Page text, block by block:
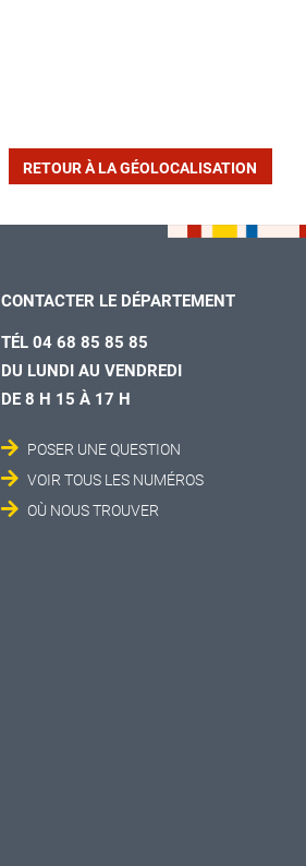
RETOUR À LA GÉOLOCALISATION
CONTACTER LE DÉPARTEMENT
TÉL 04 68 85 85 85
DU LUNDI AU VENDREDI
DE 8 H 15 À 17 H
POSER UNE QUESTION
VOIR TOUS LES NUMÉROS
OÙ NOUS TROUVER